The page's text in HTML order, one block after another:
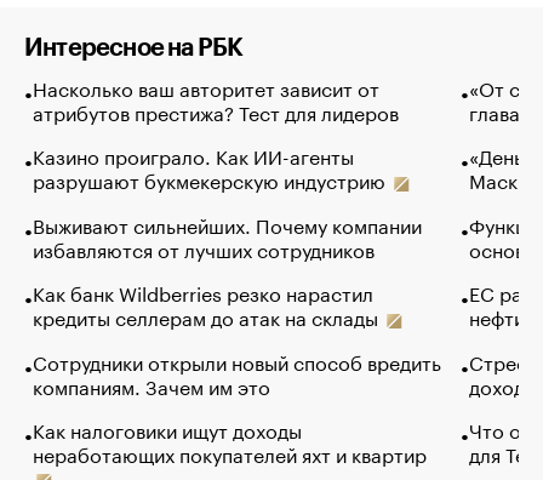
Интересное на РБК
Насколько ваш авторитет зависит от
атрибутов престижа? Тест для лидеров
Казино проиграло. Как ИИ-агенты
разрушают букмекерскую индустрию
Выживают сильнейших. Почему компании
избавляются от лучших сотрудников
Как банк Wildberries резко нарастил
кредиты селлерам до атак на склады
Сотрудники открыли новый способ вредить
компаниям. Зачем им это
Как налоговики ищут доходы
неработающих покупателей яхт и квартир
«От
глава
Маск в
основ
ЕС
нефти
Что
для